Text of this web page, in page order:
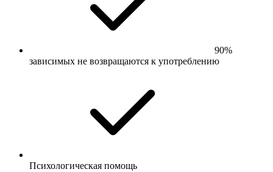
90%
зависимых не возвращаются к употреблению
Психологическая помощь